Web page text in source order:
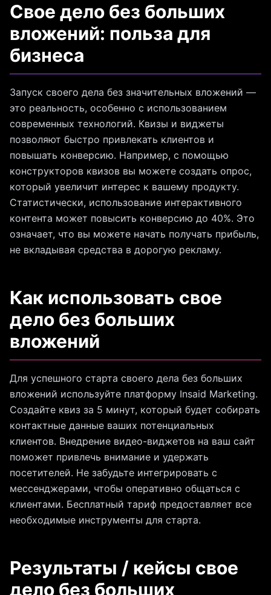
Свое дело без больших
вложений: польза для
бизнеса
Запуск своего дела без значительных вложений —
это реальность, особенно с использованием
современных технологий. Квизы и виджеты
позволяют быстро привлекать клиентов и
повышать конверсию. Например, с помощью
конструкторов квизов вы можете создать опрос,
который увеличит интерес к вашему продукту.
Статистически, использование интерактивного
контента может повысить конверсию до 40%. Это
означает, что вы можете начать получать прибыль,
не вкладывая средства в дорогую рекламу.
Как использовать свое
дело без больших
вложений
Для успешного старта своего дела без больших
вложений используйте платформу Insaid Marketing.
Создайте квиз за 5 минут, который будет собирать
контактные данные ваших потенциальных
клиентов. Внедрение видео-виджетов на ваш сайт
поможет привлечь внимание и удержать
посетителей. Не забудьте интегрировать с
мессенджерами, чтобы оперативно общаться с
клиентами. Бесплатный тариф предоставляет все
необходимые инструменты для старта.
Результаты / кейсы свое
дело без больших